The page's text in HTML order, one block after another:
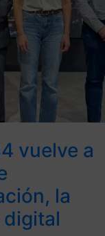
vuelve a
la